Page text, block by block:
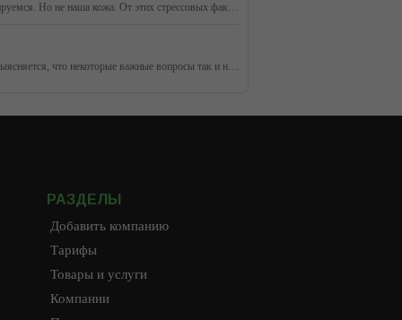
Резкие перепады температур, мороз, ветер, сухой воздух помещений - неизменные спутники холодного времени года. Мы к ним легко адаптируемся. Но не наша кожа. От этих стрессовых факторов она может серьезно пострадать. Что предпринять, чтобы этого не случилось? Что нужно коже зимой?
У каждого занятого человека есть определенные планы на день. Хорошо, если все задуманное удается осуществить. Но, бывает, к концу дня выясняется, что некоторые важные вопросы так и не удалось закрыть – то ли прошли мимо внимания, то ли сил не хватило. Как научиться успевать многое, не забывая о глав
РАЗДЕЛЫ
Добавить компанию
Тарифы
Товары и услуги
Компании